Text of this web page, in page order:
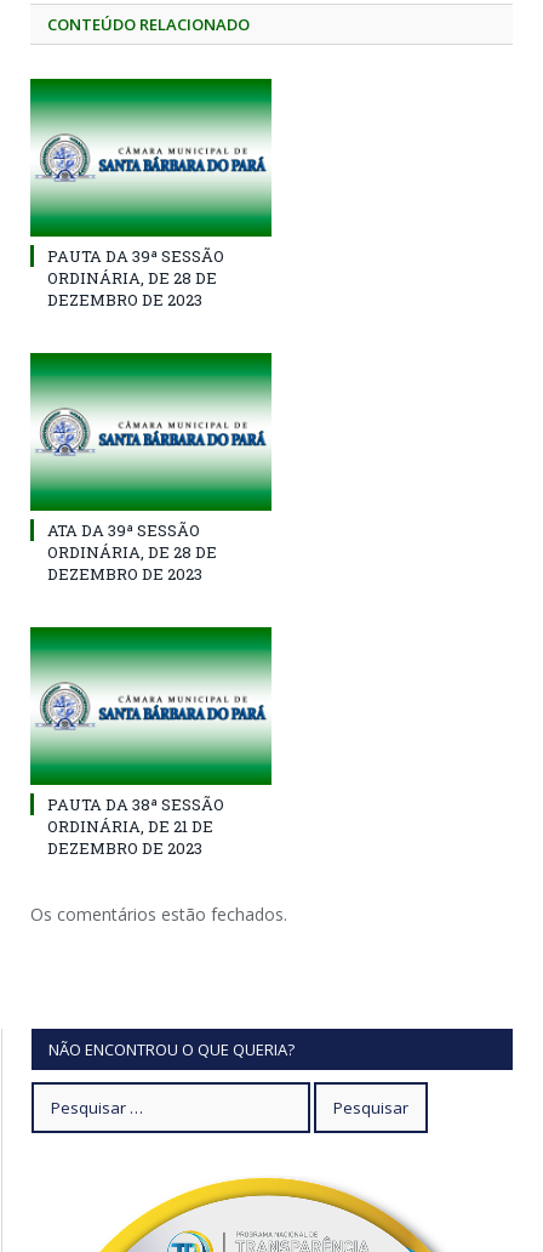
CONTEÚDO RELACIONADO
PAUTA DA 39ª SESSÃO
ORDINÁRIA, DE 28 DE
DEZEMBRO DE 2023
ATA DA 39ª SESSÃO
ORDINÁRIA, DE 28 DE
DEZEMBRO DE 2023
PAUTA DA 38ª SESSÃO
ORDINÁRIA, DE 21 DE
DEZEMBRO DE 2023
Os comentários estão fechados.
NÃO ENCONTROU O QUE QUERIA?